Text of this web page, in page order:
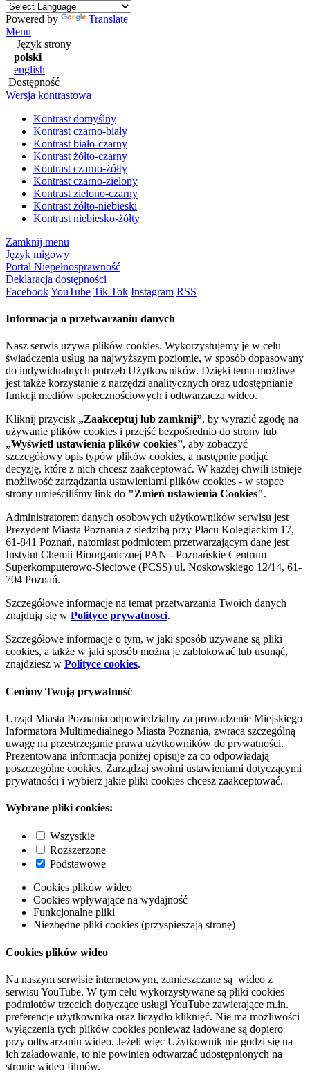
Powered by
Translate
Menu
Język strony
polski
english
Dostępność
Wersja kontrastowa
Kontrast domyślny
Kontrast czarno-biały
Kontrast biało-czarny
Kontrast żółto-czarny
Kontrast czarno-żółty
Kontrast czarno-zielony
Kontrast zielono-czarny
Kontrast żółto-niebieski
Kontrast niebiesko-żółty
Zamknij menu
Język migowy
Portal Niepełnosprawność
Deklaracja dostępności
FacebookYouTube Tik Tok Instagram RSS
Informacja o przetwarzaniu danych
Nasz serwis używa plików cookies. Wykorzystujemy je w celu
świadczenia usług na najwyższym poziomie, w sposób dopasowany
do indywidualnych potrzeb Użytkowników. Dzięki temu możliwe
jest także korzystanie z narzędzi analitycznych oraz udostępnianie
funkcji mediów społecznościowych i odtwarzacza wideo.
Kliknij przycisk „Zaakceptuj lub zamknij”, by wyrazić zgodę na
używanie plików cookies i przejść bezpośrednio do strony lub
„Wyświetl ustawienia plików cookies”, aby zobaczyć
szczegółowy opis typów plików cookies, a następnie podjąć
decyzję, które z nich chcesz zaakceptować. W każdej chwili istnieje
możliwość zarządzania ustawieniami plików cookies - w stopce
strony umieściliśmy link do "Zmień ustawienia Cookies".
Administratorem danych osobowych użytkowników serwisu jest
Prezydent Miasta Poznania z siedzibą przy Placu Kolegiackim 17,
61-841 Poznań, natomiast podmiotem przetwarzającym dane jest
Instytut Chemii Bioorganicznej PAN - Poznańskie Centrum
Superkomputerowo-Sieciowe (PCSS) ul. Noskowskiego 12/14, 61-
704 Poznań.
Szczegółowe informacje na temat przetwarzania Twoich danych
znajdują się w Polityce prywatności.
Szczegółowe informacje o tym, w jaki sposób używane są pliki
cookies, a także w jaki sposób można je zablokować lub usunąć,
znajdziesz w Polityce cookies.
Cenimy Twoją prywatność
Urząd Miasta Poznania odpowiedzialny za prowadzenie Miejskiego
Informatora Multimedialnego Miasta Poznania, zwraca szczególną
uwagę na przestrzeganie prawa użytkowników do prywatności.
Prezentowana informacja poniżej opisuje za co odpowiadają
poszczególne cookies. Zarządzaj swoimi ustawieniami dotyczącymi
prywatności i wybierz jakie pliki cookies chcesz zaakceptować.
Wybrane pliki cookies:
Wszystkie
Rozszerzone
Podstawowe
Cookies plików wideo
Cookies wpływające na wydajność
Funkcjonalne pliki
Niezbędne pliki cookies (przyspieszają stronę)
Cookies plików wideo
Na naszym serwisie internetowym, zamieszczane są wideo z
serwisu YouTube. W tym celu wykorzystywane są pliki cookies
podmiotów trzecich dotyczące usługi YouTube zawierające m.in.
preferencje użytkownika oraz liczydło kliknięć. Nie ma możliwości
wyłączenia tych plików cookies ponieważ ładowane są dopiero
przy odtwarzaniu wideo. Jeżeli więc Użytkownik nie godzi się na
ich załadowanie, to nie powinien odtwarzać udostępnionych na
stronie wideo filmów.